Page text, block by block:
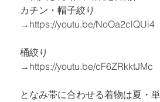
カチン・帽子絞り
→ https://youtu.be/NoOa2clQUi4
桶絞り
→ https://youtu.be/cF6ZRkktJMc
となみ帯に合わせる着物は夏・